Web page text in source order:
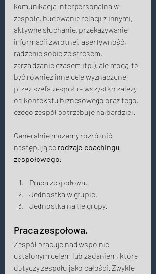
komunikacja interpersonalna w
zespole, budowanie relacji z innymi,
aktywne słuchanie, przekazywanie
informacji zwrotnej, asertywność,
radzenie sobie ze stresem,
zarządzanie czasem itp.), ale mogą to
być również inne cele wyznaczone
przez szefa zespołu - wszystko zależy
od kontekstu biznesowego oraz tego,
czego zespół potrzebuje najbardziej.
Generalnie możemy rozróżnić
następujące rodzaje coachingu
zespołowego:
Praca zespołowa.
Jednostka w grupie.
Jednostka na tle grupy.​
Praca zespołowa.
Zespół pracuje nad wspólnie
ustalonym celem lub zadaniem, które
dotyczy zespołu jako całości. Zwykle